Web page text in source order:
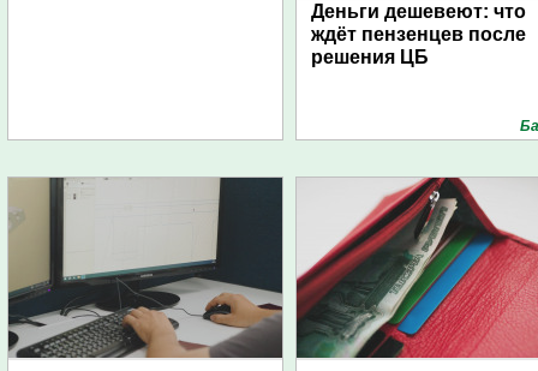
Деньги дешевеют: что
ждёт пензенцев после
решения ЦБ